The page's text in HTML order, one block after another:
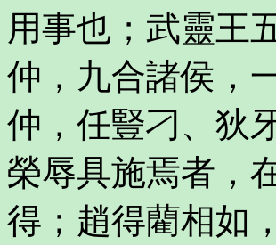
用事也；武靈王
仲，九合諸侯，
仲，任豎刁、狄
榮辱具施焉者，
得；趙得藺相如